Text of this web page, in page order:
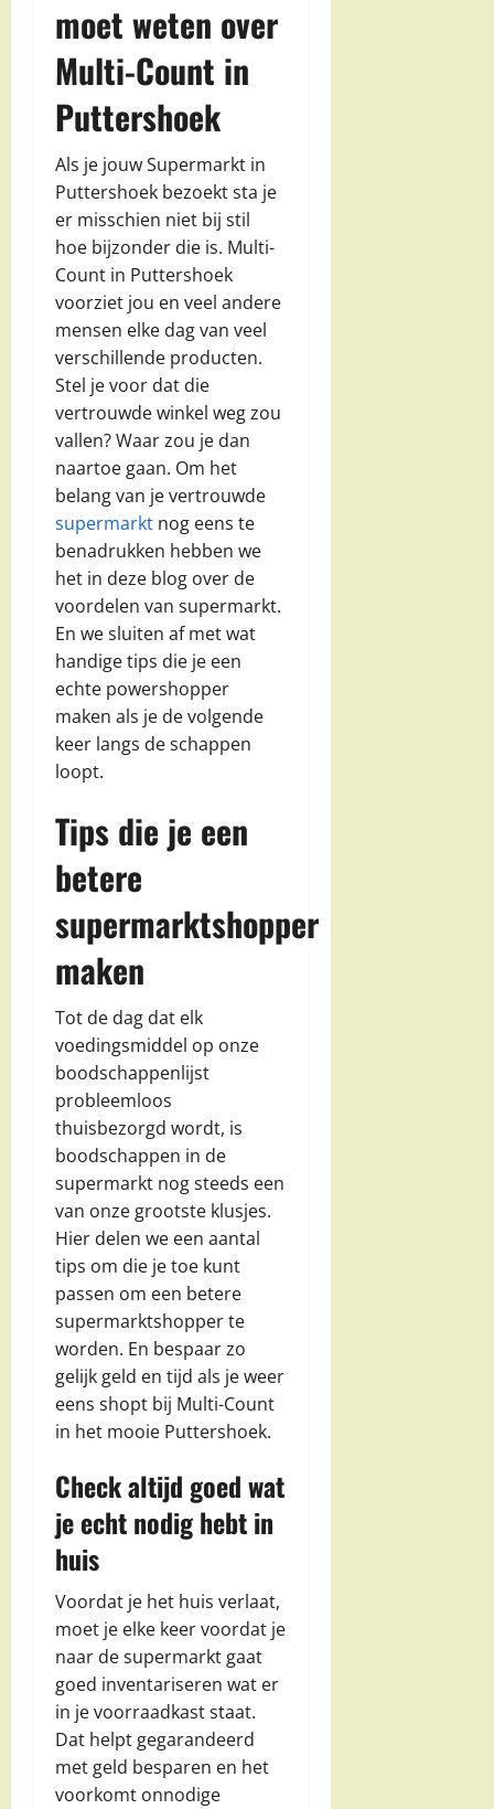
moet weten over
Multi-Count in
Puttershoek
Als je jouw Supermarkt in
Puttershoek bezoekt sta je
er misschien niet bij stil
hoe bijzonder die is. Multi-
Count in Puttershoek
voorziet jou en veel andere
mensen elke dag van veel
verschillende producten.
Stel je voor dat die
vertrouwde winkel weg zou
vallen? Waar zou je dan
naartoe gaan. Om het
belang van je vertrouwde
supermarkt nog eens te
benadrukken hebben we
het in deze blog over de
voordelen van supermarkt.
En we sluiten af met wat
handige tips die je een
echte powershopper
maken als je de volgende
keer langs de schappen
loopt.
Tips die je een
betere
supermarktshopper
maken
Tot de dag dat elk
voedingsmiddel op onze
boodschappenlijst
probleemloos
thuisbezorgd wordt, is
boodschappen in de
supermarkt nog steeds een
van onze grootste klusjes.
Hier delen we een aantal
tips om die je toe kunt
passen om een betere
supermarktshopper te
worden. En bespaar zo
gelijk geld en tijd als je weer
eens shopt bij Multi-Count
in het mooie Puttershoek.
Check altijd goed wat
je echt nodig hebt in
huis
Voordat je het huis verlaat,
moet je elke keer voordat je
naar de supermarkt gaat
goed inventariseren wat er
in je voorraadkast staat.
Dat helpt gegarandeerd
met geld besparen en het
voorkomt onnodige